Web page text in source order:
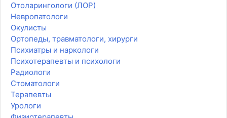
Отоларингологи (ЛОР)
Невропатологи
Окулисты
Ортопеды, травматологи, хирурги
Психиатры и наркологи
Психотерапевты и психологи
Радиологи
Стоматологи
Терапевты
Урологи